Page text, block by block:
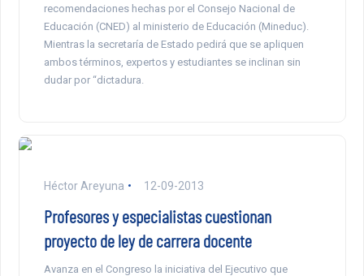
recomendaciones hechas por el Consejo Nacional de
Educación (CNED) al ministerio de Educación (Mineduc).
Mientras la secretaría de Estado pedirá que se apliquen
ambos términos, expertos y estudiantes se inclinan sin
dudar por “dictadura.
Héctor Areyuna 12-09-2013
Profesores y especialistas cuestionan
proyecto de ley de carrera docente
Avanza en el Congreso la iniciativa del Ejecutivo que